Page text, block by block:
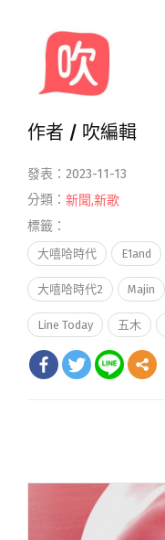
作者 / 吹編輯
發表：2023-11-13
分類： 新聞,新歌
標籤：
大嘻哈時代 E1and
大嘻哈時代2 Majin
Line Today 五木